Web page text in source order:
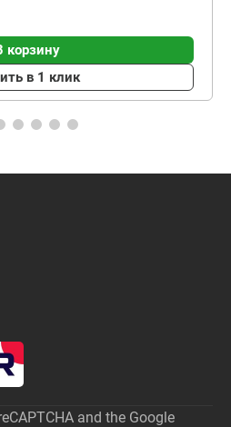
корзину
в 1 клик
and the Google